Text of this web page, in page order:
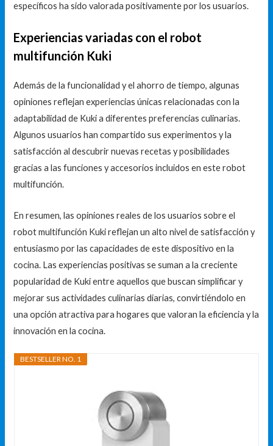
específicos ha sido valorada positivamente por los usuarios.
Experiencias variadas con el robot
multifunción Kuki
Además de la funcionalidad y el ahorro de tiempo, algunas
opiniones reflejan experiencias únicas relacionadas con la
adaptabilidad de Kuki a diferentes preferencias culinarias.
Algunos usuarios han compartido sus experimentos y la
satisfacción al descubrir nuevas recetas y posibilidades
gracias a las funciones y accesorios incluidos en este robot
multifunción.
En resumen, las opiniones reales de los usuarios sobre el
robot multifunción Kuki reflejan un alto nivel de satisfacción y
entusiasmo por las capacidades de este dispositivo en la
cocina. Las experiencias positivas se suman a la creciente
popularidad de Kuki entre aquellos que buscan simplificar y
mejorar sus actividades culinarias diarias, convirtiéndolo en
una opción atractiva para hogares que valoran la eficiencia y la
innovación en la cocina.
BESTSELLER NO. 1